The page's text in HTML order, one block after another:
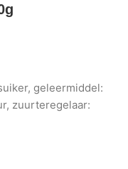
geleermiddel:
zuurteregelaar: